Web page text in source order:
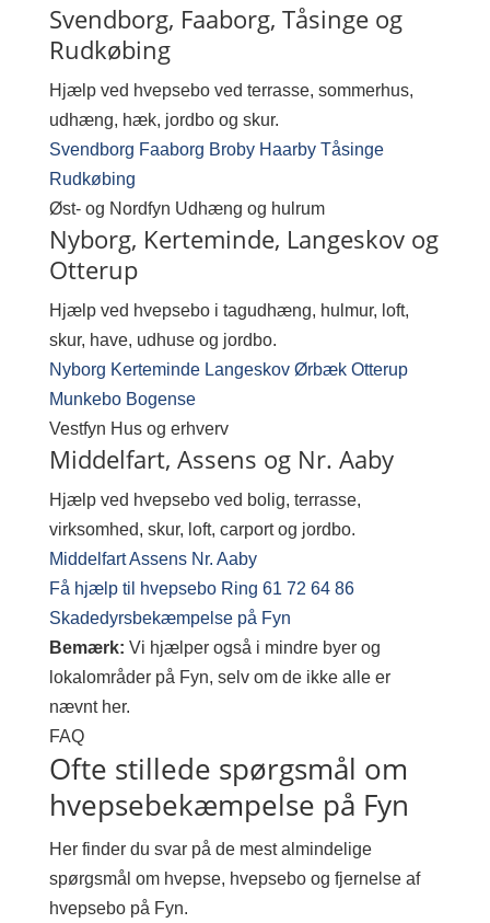
Svendborg, Faaborg, Tåsinge og
Rudkøbing
Hjælp ved hvepsebo ved terrasse, sommerhus,
udhæng, hæk, jordbo og skur.
Svendborg Faaborg Broby Haarby Tåsinge
Rudkøbing
Øst- og Nordfyn Udhæng og hulrum
Nyborg, Kerteminde, Langeskov og
Otterup
Hjælp ved hvepsebo i tagudhæng, hulmur, loft,
skur, have, udhuse og jordbo.
Nyborg Kerteminde Langeskov Ørbæk Otterup
Munkebo Bogense
Vestfyn Hus og erhverv
Middelfart, Assens og Nr. Aaby
Hjælp ved hvepsebo ved bolig, terrasse,
virksomhed, skur, loft, carport og jordbo.
MiddelfartAssens Nr. Aaby
Få hjælp til hvepsebo Ring 61 72 64 86
Skadedyrsbekæmpelse på Fyn
Bemærk: Vi hjælper også i mindre byer og
lokalområder på Fyn, selv om de ikke alle er
nævnt her.
FAQ
Ofte stillede spørgsmål om
hvepsebekæmpelse på Fyn
Her finder du svar på de mest almindelige
spørgsmål om hvepse, hvepsebo og fjernelse af
hvepsebo på Fyn.